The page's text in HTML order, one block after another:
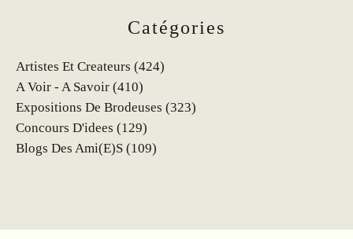
Catégories
Artistes Et Createurs (424)
A Voir - A Savoir (410)
Expositions De Brodeuses (323)
Concours D'idees (129)
Blogs Des Ami(e)s (109)